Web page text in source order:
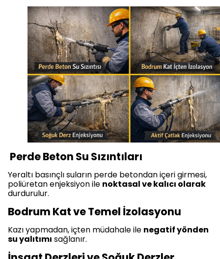
Perde Beton Su Sızıntıları
Yeraltı basınçlı suların perde betondan içeri girmesi,
poliüretan enjeksiyon ile noktasal ve kalıcı olarak
durdurulur.
Bodrum Kat ve Temel İzolasyonu
Kazı yapmadan, içten müdahale ile negatif yönden
su yalıtımı sağlanır.